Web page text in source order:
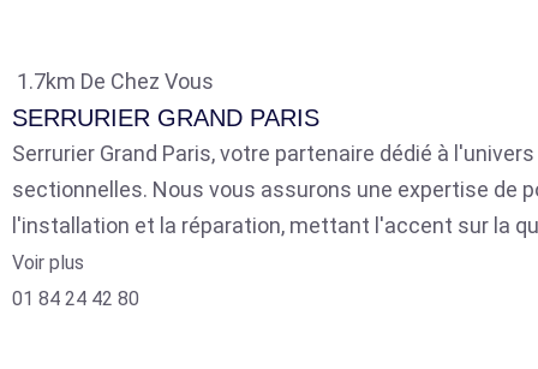
1.7km De Chez Vous
SERRURIER GRAND PARIS
Serrurier Grand Paris, votre partenaire dédié à
sectionnelles. Nous vous assurons une expertise de
l'installation et la réparation, mettant l'accent sur la
Voir plus
01 84 24 42 80